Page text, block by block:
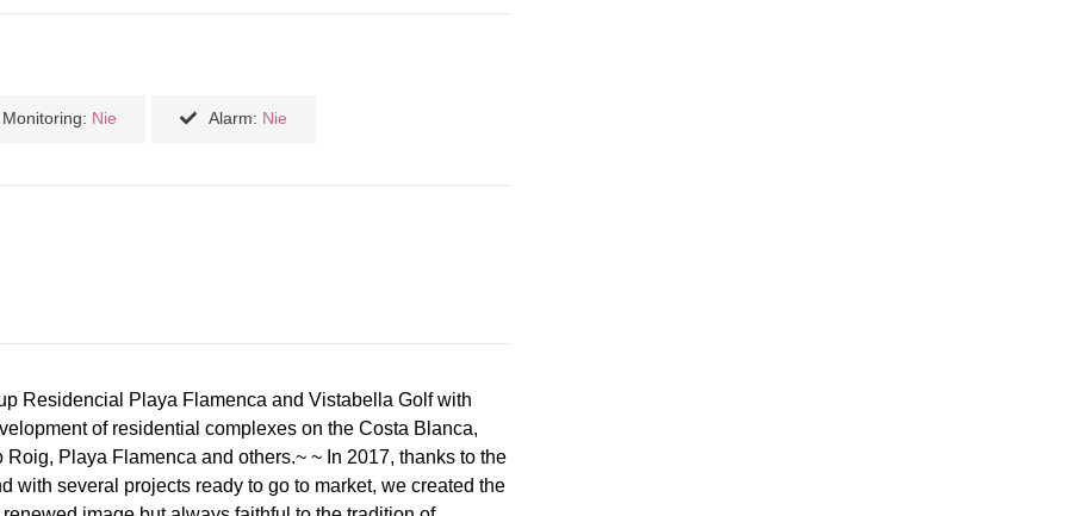
Monitoring: Nie Alarm: Nie
Residencial Playa Flamenca and Vistabella Golf with
of residential complexes on the Costa Blanca,
Playa Flamenca and others.~ ~ In 2017, thanks to the
with several projects ready to go to market, we created the